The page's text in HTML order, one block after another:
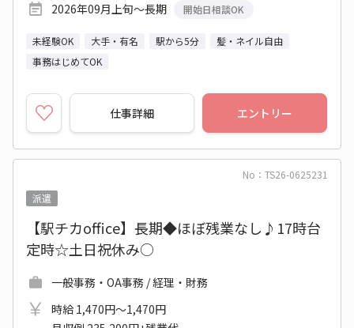
2026年09月上旬～長期
開始日相談OK
未経験OK 大手・有名 駅から5分
髪・ネイル自由
事務はじめてOK
仕事詳細 エントリー
No：TS26-0625231
派遣
【駅チカoffice】長期◆ほぼ残業なし♪17時台
定時☆土日祝休み○
一般事務・OA事務 / 経理・財務
時給 1,470円～1,470円